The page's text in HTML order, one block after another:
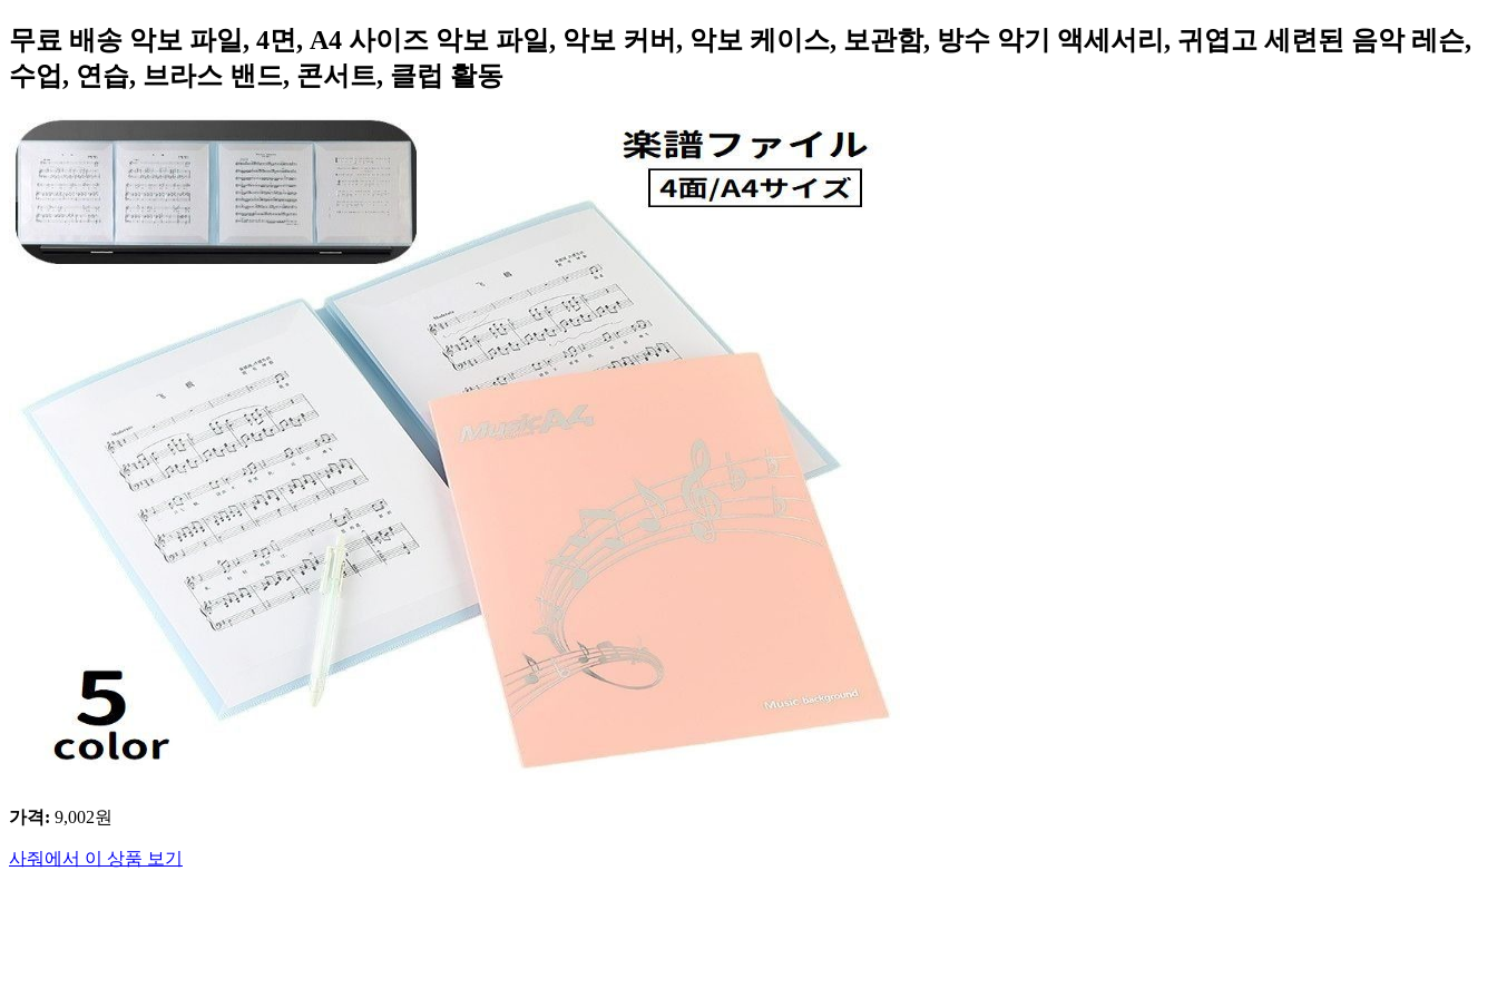
무료 배송 악보 파일, 4면, A4 사이즈 악보 파일, 악보 커버, 악보 케이스, 보관함, 방수 악기 액세서리, 귀엽고 세련된 음악 레슨,
수업, 연습, 브라스 밴드, 콘서트, 클럽 활동
가격: 9,002원
사줘에서 이 상품 보기